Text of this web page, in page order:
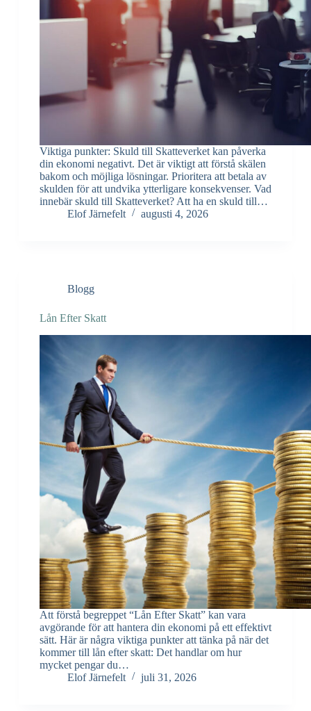
Viktiga punkter: Skuld till Skatteverket kan påverka
din ekonomi negativt. Det är viktigt att förstå skälen
bakom och möjliga lösningar. Prioritera att betala av
skulden för att undvika ytterligare konsekvenser. Vad
innebär skuld till Skatteverket? Att ha en skuld till…
Elof Järnefelt
augusti 4, 2026
Blogg
Lån Efter Skatt
Att förstå begreppet “Lån Efter Skatt” kan vara
avgörande för att hantera din ekonomi på ett effektivt
sätt. Här är några viktiga punkter att tänka på när det
kommer till lån efter skatt: Det handlar om hur
mycket pengar du…
Elof Järnefelt
juli 31, 2026